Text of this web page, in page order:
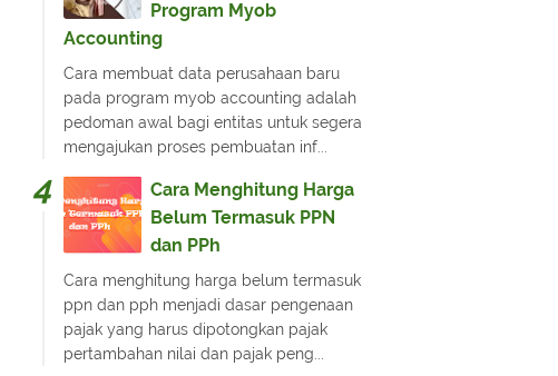
Program Myob
Accounting
Cara membuat data perusahaan baru
pada program myob accounting adalah
pedoman awal bagi entitas untuk segera
mengajukan proses pembuatan inf...
Cara Menghitung Harga
Belum Termasuk PPN
dan PPh
Cara menghitung harga belum termasuk
ppn dan pph menjadi dasar pengenaan
pajak yang harus dipotongkan pajak
pertambahan nilai dan pajak peng...